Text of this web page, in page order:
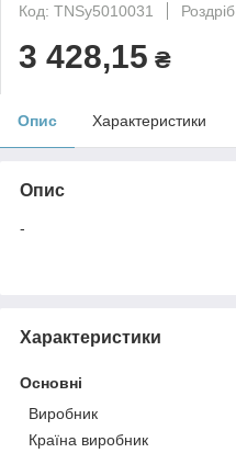
Код: TNSy5010031
Роздріб
3 428,15 ₴
Опис Характеристики
Опис
-
Характеристики
Основні
Виробник
Країна виробник